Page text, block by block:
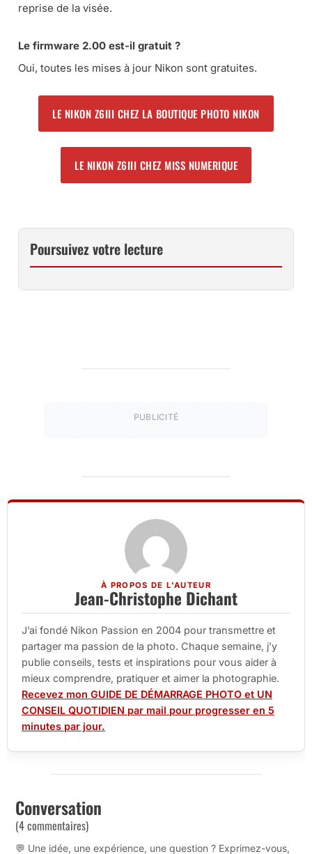
reprise de la visée.
Le firmware 2.00 est-il gratuit ?
Oui, toutes les mises à jour Nikon sont gratuites.
LE NIKON Z6III CHEZ LA BOUTIQUE PHOTO NIKON
LE NIKON Z6III CHEZ MISS NUMERIQUE
Poursuivez votre lecture
PUBLICITÉ
À PROPOS DE L'AUTEUR
Jean-Christophe Dichant
J’ai fondé Nikon Passion en 2004 pour transmettre et
partager ma passion de la photo. Chaque semaine, j’y
publie conseils, tests et inspirations pour vous aider à
mieux comprendre, pratiquer et aimer la photographie.
Recevez mon GUIDE DE DÉMARRAGE PHOTO et UN
CONSEIL QUOTIDIEN par mail pour progresser en 5
minutes par jour.
Conversation
(4 commentaires)
💬 Une idée, une expérience, une question ? Exprimez-vous,